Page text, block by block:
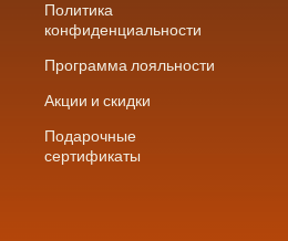
Политика
конфиденциальности
Программа лояльности
Акции и скидки
Подарочные
сертификаты